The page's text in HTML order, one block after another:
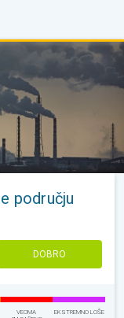
području
DOBRO
VEOMA
EKSTREMNO LOŠE